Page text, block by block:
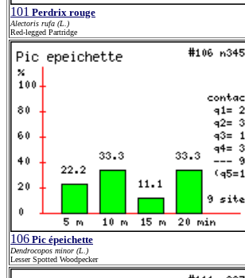
101 Perdrix rouge
Alectoris rufa (L.)
Red-legged Partridge
106 Pic épeichette
Dendrocopos minor (L.)
Lesser Spotted Woodpecker